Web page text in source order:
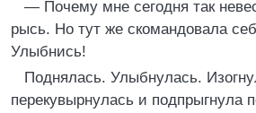
— Почему мне сегодня так
рысь. Но тут же скомандовала
Улыбнись!
Поднялась. Улыбнулась.
перекувырнулась и подпрыгнула